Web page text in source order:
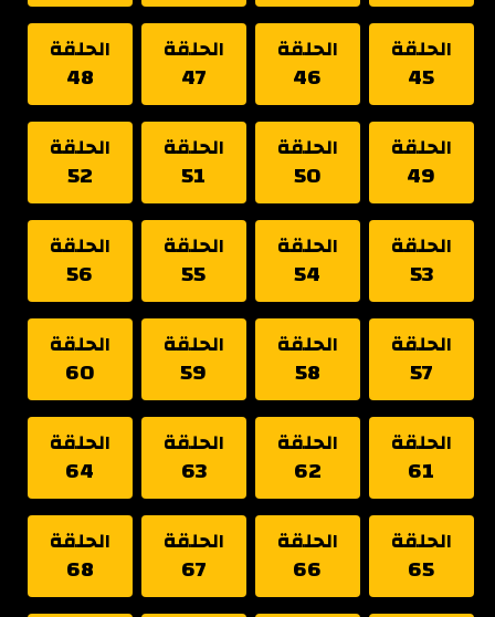
الحلقة
45
الحلقة
46
الحلقة
47
الحلقة
48
الحلقة
49
الحلقة
50
الحلقة
51
الحلقة
52
الحلقة
53
الحلقة
54
الحلقة
55
الحلقة
56
الحلقة
57
الحلقة
58
الحلقة
59
الحلقة
60
الحلقة
61
الحلقة
62
الحلقة
63
الحلقة
64
الحلقة
65
الحلقة
66
الحلقة
67
الحلقة
68